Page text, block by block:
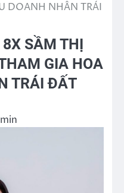
DOANH NHÂN TRÁI
SẦM THỊ
GIA HOA
TRÁI ĐẤT